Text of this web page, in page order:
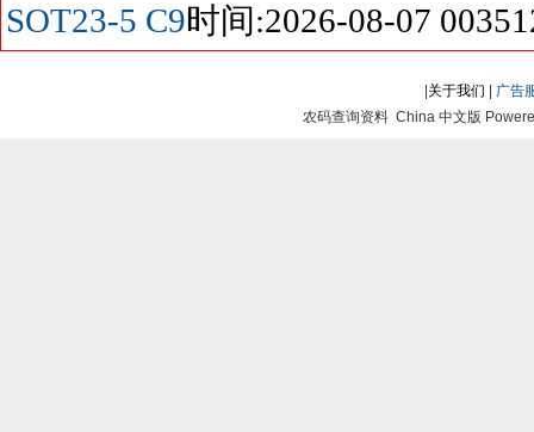
SOT23-5 C9时间:2026-08-07
关于我们
广告
农码查询资料 China 中文版